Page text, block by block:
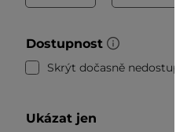
Dostupnost
Skrýt dočasně nedostupné
Ukázat jen